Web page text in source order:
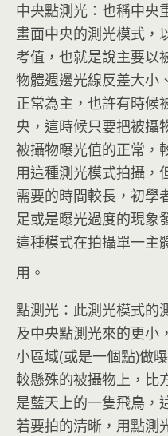
中央點測光：也稱中央
畫面中央的測光模式，
考值，也就是說主要以
物體週邊光線反差大小
正常為主，也許有時候
央，這時候只要把被攝
被攝物曝光值的正常，
用這種測光模式拍攝，
需要的時間較長，初學
足或是曝光過度的現象
這種模式在拍攝單一主
用。
點測光：此測光模式的
及中央點測光來的更小
小區域(或是一個點)做
較懸殊的被攝物上，比
是藍天上的一隻飛鳥，
若要拍的清晰，用點測